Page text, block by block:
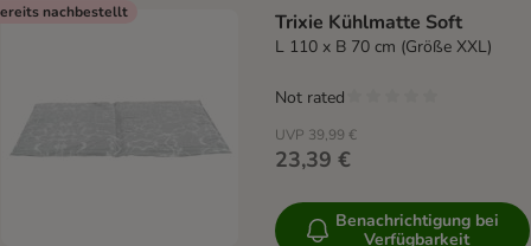
nachbestellt Trixie Kühlmatte Soft
L 110 x B 70 cm (Größe XXL)
UVP 39,99 €
23,39 €
Not rated
Benachrichtigung bei
Verfügbarkeit